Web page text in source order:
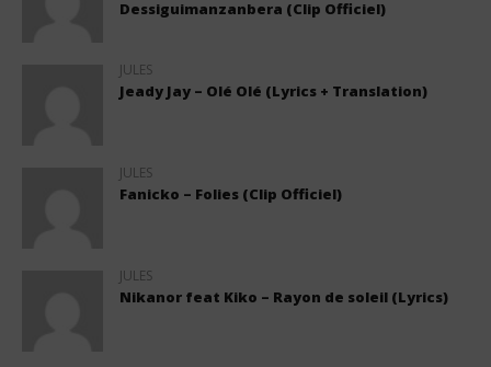
Dessiguimanzanbera (Clip Officiel)
JULES
Jeady Jay – Olé Olé (Lyrics + Translation)
JULES
Fanicko – Folies (Clip Officiel)
JULES
Nikanor feat Kiko – Rayon de soleil (Lyrics)